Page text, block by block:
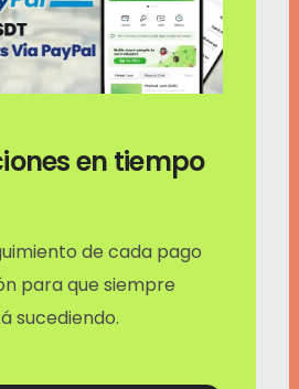
Malasia
en tiempo
de cada pago
para que siempre
sucediendo.